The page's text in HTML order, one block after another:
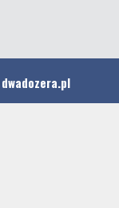
dwadozera.pl